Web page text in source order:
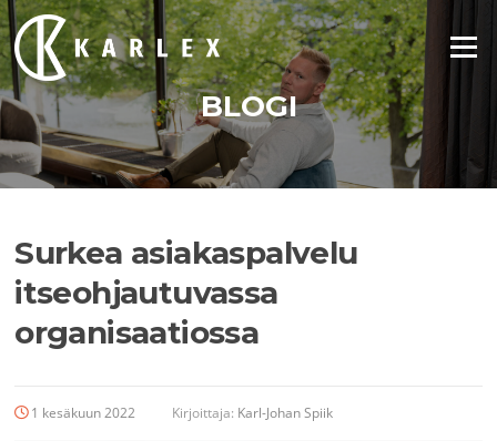
Siirry
suoraan
sisältöön
Valikko
BLOGI
Surkea asiakaspalvelu
itseohjautuvassa
organisaatiossa
1 kesäkuun 2022 Kirjoittaja: Karl-Johan Spiik